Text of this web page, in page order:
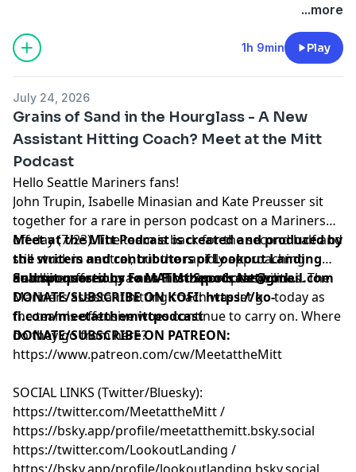
...more
1h 9min Play
July 24, 2026
Grains of Sand in the Hourglass - A New
Assistant Hitting Coach? Meet at the Mitt
Podcast
Hello Seattle Mariners fans!
John Trupin, Isabelle Minasian and Kate Preusser sit
together for a rare in person podcast on a Mariners
off day (7/23). The team is back for the second half and
still stuck in neutral, but the rapidly approaching
deadline offers up a new horizon of possibilities. The
Mariners assistant hitting coach was let go today as
the team's offensive woes continue to carry on. Where
do they go from here?
Meet at the Mitt Podcast is created and produced by
the writers and contributors ofLookout Landing
and sponsored byFans First Sports Network.
Submit questions toMATMthepodcast@gmail.com
DONATE/SUBSCRIBE ON KOFI:https://ko-
fi.com/meetatthemittpodcast
DONATE/SUBSCRIBE ON PATREON:
https://www.patreon.com/cw/MeetattheMitt⁠⁠⁠⁠⁠⁠⁠⁠⁠⁠⁠⁠⁠⁠⁠⁠⁠⁠⁠⁠⁠⁠⁠⁠⁠⁠⁠⁠⁠⁠⁠⁠⁠⁠⁠⁠
SOCIAL LINKS (Twitter/Bluesky):
⁠⁠⁠⁠⁠⁠⁠⁠⁠⁠⁠⁠⁠⁠⁠⁠⁠⁠⁠⁠⁠⁠⁠⁠⁠⁠⁠⁠⁠⁠⁠⁠⁠⁠⁠⁠⁠⁠⁠⁠⁠⁠⁠⁠⁠⁠⁠⁠⁠⁠⁠⁠⁠⁠⁠⁠⁠⁠⁠⁠⁠⁠⁠⁠⁠⁠⁠⁠⁠⁠⁠⁠⁠⁠⁠⁠⁠⁠⁠⁠⁠⁠⁠⁠⁠⁠⁠⁠⁠⁠⁠⁠⁠⁠⁠⁠https://twitter.com/MeetattheMitt⁠⁠⁠⁠⁠⁠⁠⁠⁠⁠⁠⁠⁠⁠⁠⁠⁠⁠⁠⁠⁠⁠⁠⁠⁠⁠⁠⁠⁠⁠⁠⁠⁠⁠⁠⁠⁠⁠⁠⁠⁠⁠⁠⁠⁠⁠⁠⁠⁠⁠⁠⁠⁠⁠⁠⁠⁠⁠⁠⁠⁠⁠⁠⁠⁠⁠⁠⁠⁠⁠⁠⁠⁠⁠⁠⁠⁠⁠⁠⁠⁠⁠⁠⁠⁠⁠⁠⁠⁠⁠⁠⁠⁠⁠⁠⁠/
⁠⁠⁠⁠⁠⁠⁠⁠⁠⁠⁠⁠⁠⁠⁠⁠⁠⁠⁠⁠⁠⁠⁠⁠⁠⁠⁠⁠⁠⁠⁠⁠⁠⁠⁠⁠⁠⁠⁠⁠⁠⁠⁠⁠⁠⁠⁠⁠⁠⁠⁠⁠⁠⁠⁠⁠⁠⁠⁠⁠⁠⁠⁠⁠⁠⁠⁠⁠⁠⁠⁠⁠⁠⁠⁠⁠⁠⁠⁠⁠⁠⁠⁠⁠⁠⁠⁠⁠⁠⁠⁠⁠⁠⁠⁠⁠https://bsky.app/profile/meetatthemitt.bsky.social⁠⁠⁠⁠⁠⁠⁠⁠⁠⁠⁠⁠⁠⁠⁠⁠⁠⁠⁠⁠⁠⁠⁠⁠⁠⁠⁠⁠⁠⁠⁠⁠⁠⁠⁠⁠⁠⁠⁠⁠⁠⁠⁠⁠⁠⁠⁠⁠⁠⁠⁠⁠⁠⁠⁠⁠⁠⁠⁠⁠⁠⁠⁠⁠⁠⁠⁠⁠⁠⁠⁠⁠⁠⁠⁠⁠⁠⁠⁠⁠⁠⁠⁠⁠⁠⁠⁠⁠⁠⁠⁠⁠⁠⁠⁠⁠
⁠⁠⁠⁠⁠⁠⁠⁠⁠⁠⁠⁠⁠⁠⁠⁠⁠⁠⁠⁠⁠⁠⁠⁠⁠⁠⁠⁠⁠⁠⁠⁠⁠⁠⁠⁠⁠⁠⁠⁠⁠⁠⁠⁠⁠⁠⁠⁠⁠⁠⁠⁠⁠⁠⁠⁠⁠⁠⁠⁠⁠⁠⁠⁠⁠⁠⁠⁠⁠⁠⁠⁠⁠⁠⁠⁠⁠⁠⁠⁠⁠⁠⁠⁠⁠⁠⁠⁠⁠⁠⁠⁠⁠⁠⁠⁠https://twitter.com/LookoutLanding⁠⁠⁠⁠⁠⁠⁠⁠⁠⁠⁠⁠⁠⁠⁠⁠⁠⁠⁠⁠⁠⁠⁠⁠⁠⁠⁠⁠⁠⁠⁠⁠⁠⁠⁠⁠⁠⁠⁠⁠⁠⁠⁠⁠⁠⁠⁠⁠⁠⁠⁠⁠⁠⁠⁠⁠⁠⁠⁠⁠⁠⁠⁠⁠⁠⁠⁠⁠⁠⁠⁠⁠⁠⁠⁠⁠⁠⁠⁠⁠⁠⁠⁠⁠⁠⁠⁠⁠⁠⁠⁠⁠⁠⁠⁠⁠ /